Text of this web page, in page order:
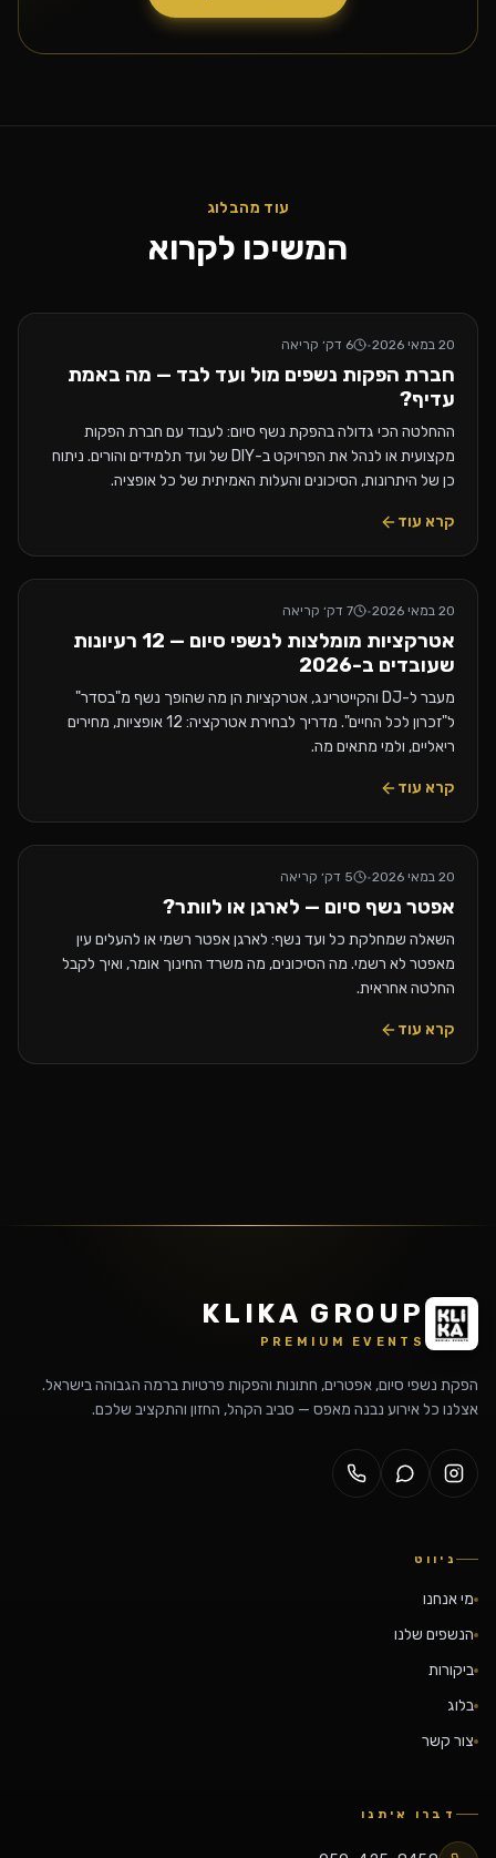
עוד מהבלוג
המשיכו לקרוא
20 במאי 2026 ·
6 דק׳ קריאה
חברת הפקות נשפים מול ועד לבד — מה באמת
עדיף?
ההחלטה הכי גדולה בהפקת נשף סיום: לעבוד עם חברת הפקות
מקצועית או לנהל את הפרויקט ב-DIY של ועד תלמידים והורים. ניתוח
כן של היתרונות, הסיכונים והעלות האמיתית של כל אופציה.
קרא עוד
20 במאי 2026 ·
7 דק׳ קריאה
אטרקציות מומלצות לנשפי סיום — 12 רעיונות
שעובדים ב-2026
מעבר ל-DJ והקייטרינג, אטרקציות הן מה שהופך נשף מ"בסדר"
ל"זכרון לכל החיים". מדריך לבחירת אטרקציה: 12 אופציות, מחירים
ריאליים, ולמי מתאים מה.
קרא עוד
20 במאי 2026 ·
5 דק׳ קריאה
אפטר נשף סיום — לארגן או לוותר?
השאלה שמחלקת כל ועד נשף: לארגן אפטר רשמי או להעלים עין
מאפטר לא רשמי. מה הסיכונים, מה משרד החינוך אומר, ואיך לקבל
החלטה אחראית.
קרא עוד
KLIKA GROUP
PREMIUM EVENTS
הפקת נשפי סיום, אפטרים, חתונות והפקות פרטיות ברמה הגבוהה בישראל.
אצלנו כל אירוע נבנה מאפס — סביב הקהל, החזון והתקציב שלכם.
ניווט
מי אנחנו
הנשפים שלנו
ביקורות
בלוג
צור קשר
דברו איתנו